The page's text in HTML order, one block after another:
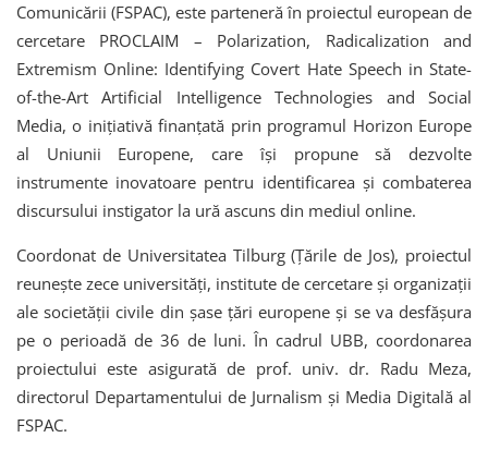
Comunicării (FSPAC), este parteneră în proiectul european de
cercetare PROCLAIM – Polarization, Radicalization and
Extremism Online: Identifying Covert Hate Speech in State-
of-the-Art Artificial Intelligence Technologies and Social
Media, o inițiativă finanțată prin programul Horizon Europe
al Uniunii Europene, care își propune să dezvolte
instrumente inovatoare pentru identificarea și combaterea
discursului instigator la ură ascuns din mediul online.
Coordonat de Universitatea Tilburg (Țările de Jos), proiectul
reunește zece universități, institute de cercetare și organizații
ale societății civile din șase țări europene și se va desfășura
pe o perioadă de 36 de luni. În cadrul UBB, coordonarea
proiectului este asigurată de prof. univ. dr. Radu Meza,
directorul Departamentului de Jurnalism și Media Digitală al
FSPAC.